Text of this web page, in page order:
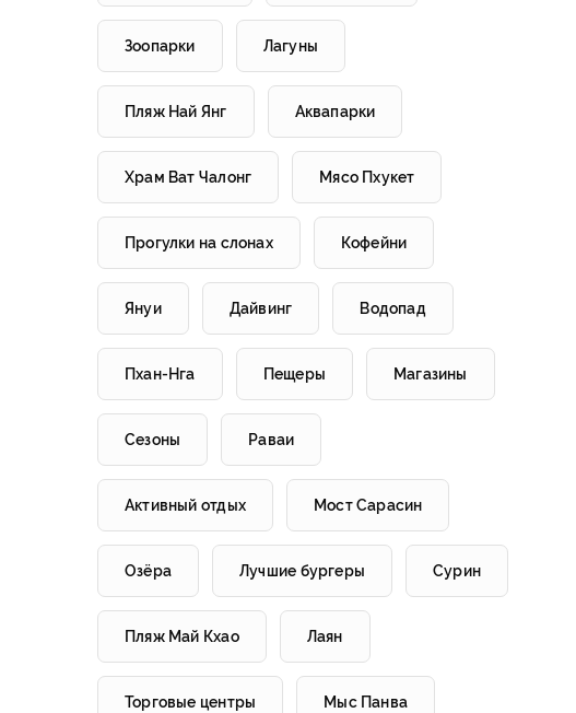
Зоопарки Лагуны
Пляж Най Янг Аквапарки
Храм Ват Чалонг Мясо Пхукет
Прогулки на слонах Кофейни
Януи Дайвинг Водопад
Пхан-Нга Пещеры Магазины
Сезоны Раваи
Активный отдых Мост Сарасин
Озёра Лучшие бургеры Сурин
Пляж Май Кхао Лаян
Торговые центры Мыс Панва